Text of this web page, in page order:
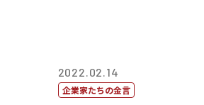
2022.02.14
企業家たちの金言